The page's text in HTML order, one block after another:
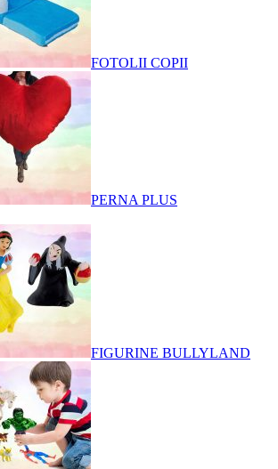
FOTOLII COPII
PERNA PLUS
FIGURINE BULLYLAND